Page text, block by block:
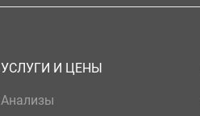
УСЛУГИ И ЦЕНЫ
Анализы